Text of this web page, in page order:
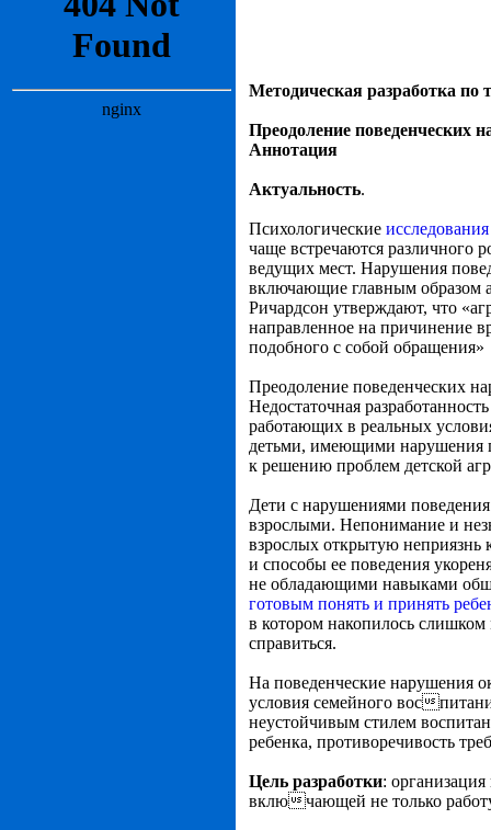
Методическая разработка по
Преодоление поведенческих
Аннотация
Актуальность.
Психологические
чаще встречаются различного
ведущих мест. Нарушения
включающие главным образом
Ричардсон утверждают, что
направленное на причинение
подобного с собой обращения»
Преодоление поведенческих
Недостаточная
работающих в реальных
детьми, имеющими нарушения
к решению проблем детской
Дети с нарушениями поведения
взрослыми. Непонимание и
взрослых открытую неприязнь
и способы ее поведения
не обладающими навыками
готовым понять и принять
в котором накопилось
справиться.
На поведенческие нарушения
условия семейного вос
неустойчивым стилем
ребенка, противоречивость
Цель разработки:
включающей не только